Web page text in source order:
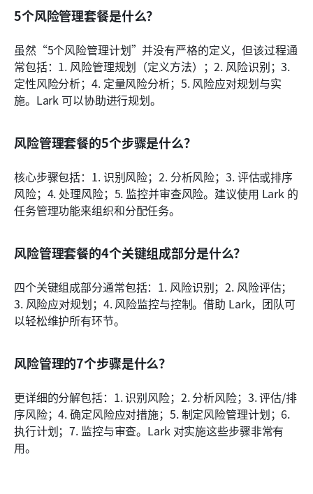
5个风险管理套餐是什么？
虽然“5个风险管理计划”并没有严格的定义，但该过程通
常包括：1. 风险管理规划（定义方法）；2. 风险识别；3.
定性风险分析；4. 定量风险分析；5. 风险应对规划与实
施。Lark 可以协助进行规划。
风险管理套餐的5个步骤是什么？
核心步骤包括：1. 识别风险；2. 分析风险；3. 评估或排序
风险；4. 处理风险；5. 监控并审查风险。建议使用 Lark 的
任务管理功能来组织和分配任务。
风险管理套餐的4个关键组成部分是什么？
四个关键组成部分通常包括：1. 风险识别；2. 风险评估；
3. 风险应对规划；4. 风险监控与控制。借助 Lark，团队可
以轻松维护所有环节。
风险管理的7个步骤是什么？
更详细的分解包括：1. 识别风险；2. 分析风险；3. 评估/排
序风险；4. 确定风险应对措施；5. 制定风险管理计划；6.
执行计划；7. 监控与审查。Lark 对实施这些步骤非常有
用。